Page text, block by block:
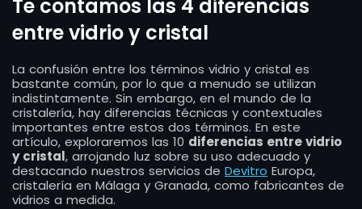
Te contamos las 4 diferencias
entre vidrio y cristal
La confusión entre los términos vidrio y cristal es
bastante común, por lo que a menudo se utilizan
indistintamente. Sin embargo, en el mundo de la
cristalería, hay diferencias técnicas y contextuales
importantes entre estos dos términos. En este
artículo, exploraremos las 10 diferencias entre vidrio
y cristal, arrojando luz sobre su uso adecuado y
destacando nuestros servicios de Devitro Europa,
cristalería en Málaga y Granada, como fabricantes de
vidrios a medida.